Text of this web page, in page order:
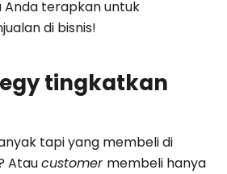
Anda terapkan untuk
di bisnis!
tingkatkan
tapi yang membeli di
Ataucustomer membeli hanya